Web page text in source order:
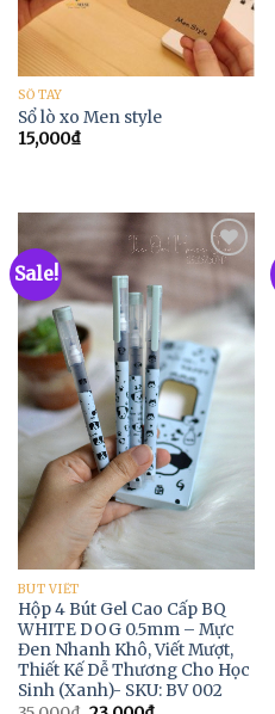
SỔ TAY
Sổ lò xo Men style
15,000₫
Sale!
Add to
Wishlist
BÚT VIẾT
Hộp 4 Bút Gel Cao Cấp BQ
WHITE DOG 0.5mm – Mực
Đen Nhanh Khô, Viết Mượt,
Thiết Kế Dễ Thương Cho Học
Sinh (Xanh)- SKU: BV 002